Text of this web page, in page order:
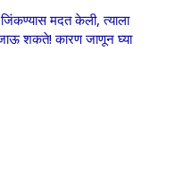
मदत केली, त्याला
शकते! कारण जाणून घ्या